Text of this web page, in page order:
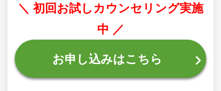
＼ 初回お試しカウンセリング実施
中 ／
お申し込みはこちら